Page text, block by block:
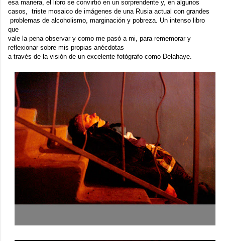
esa manera, el libro se convirtió en un sorprendente y, en algunos
casos, triste mosaico de imágenes de una Rusia actual con grandes
problemas de alcoholismo, marginación y pobreza. Un intenso libro
que
vale la pena observar y como me pasó a mi, para rememorar y
reflexionar sobre mis propias anécdotas
a través de la visión de un excelente fotógrafo como Delahaye.